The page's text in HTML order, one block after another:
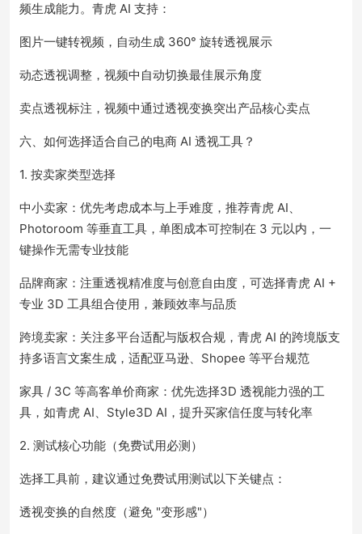
频生成能力。青虎 AI 支持：
图片一键转视频，自动生成 360° 旋转透视展示
动态透视调整，视频中自动切换最佳展示角度
卖点透视标注，视频中通过透视变换突出产品核心卖点
六、如何选择适合自己的电商 AI 透视工具？
1. 按卖家类型选择
中小卖家：优先考虑成本与上手难度，推荐青虎 AI、
Photoroom 等垂直工具，单图成本可控制在 3 元以内，一
键操作无需专业技能
品牌商家：注重透视精准度与创意自由度，可选择青虎 AI +
专业 3D 工具组合使用，兼顾效率与品质
跨境卖家：关注多平台适配与版权合规，青虎 AI 的跨境版支
持多语言文案生成，适配亚马逊、Shopee 等平台规范
家具 / 3C 等高客单价商家：优先选择3D 透视能力强的工
具，如青虎 AI、Style3D AI，提升买家信任度与转化率
2. 测试核心功能（免费试用必测）
选择工具前，建议通过免费试用测试以下关键点：
透视变换的自然度（避免 "变形感"）